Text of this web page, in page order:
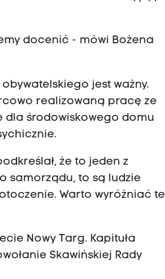
docenić - mówi Bożena
jest ważny.
realizowaną pracę ze
dla środowiskowego domu
że to jeden z
samorządu, to są ludzie
Warto wyróżniać te
Nowy Targ. Kapituła
Skawińskiej Rady